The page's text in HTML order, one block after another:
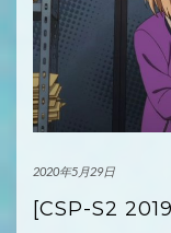
2020年5月29日
[CSP-S2